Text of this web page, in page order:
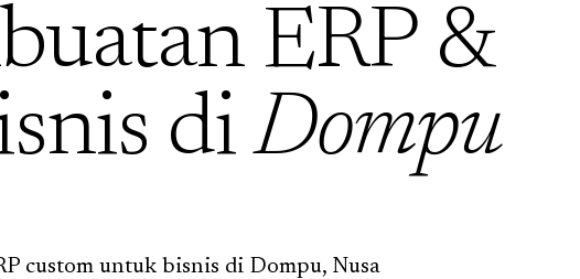
ERP &
diDompu
custom untuk bisnis di Dompu, Nusa